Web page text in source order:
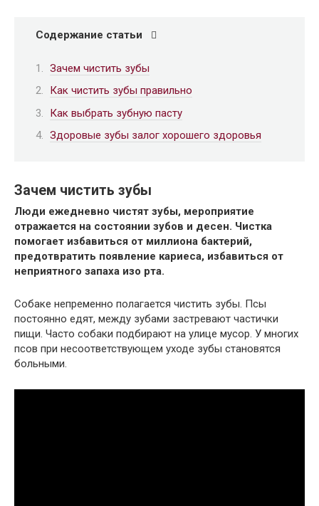
Содержание статьи
Зачем чистить зубы
Как чистить зубы правильно
Как выбрать зубную пасту
Здоровые зубы залог хорошего здоровья
Зачем чистить зубы
Люди ежедневно чистят зубы, мероприятие
отражается на состоянии зубов и десен. Чистка
помогает избавиться от миллиона бактерий,
предотвратить появление кариеса, избавиться от
неприятного запаха изо рта.
Собаке непременно полагается чистить зубы. Псы
постоянно едят, между зубами застревают частички
пищи. Часто собаки подбирают на улице мусор. У многих
псов при несоответствующем уходе зубы становятся
больными.